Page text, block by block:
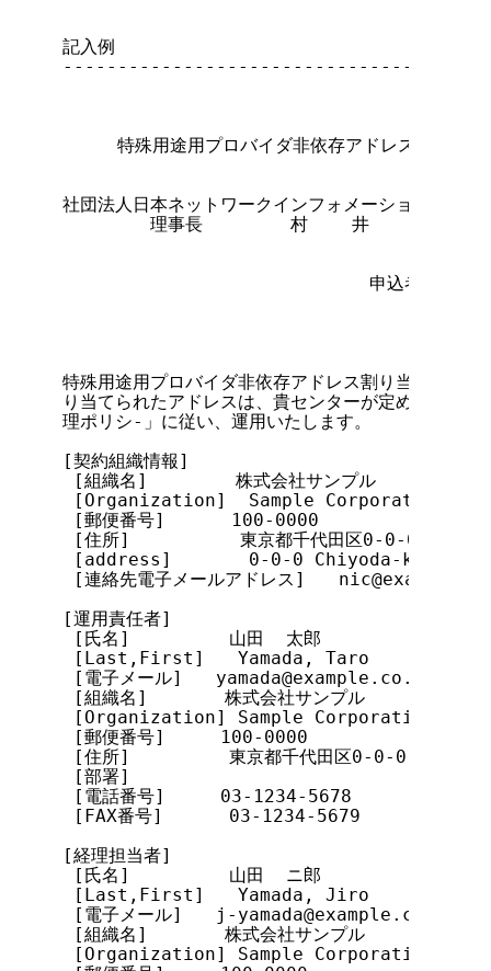
記入例
特殊用途用プロバイダ非依存アドレス割り当
社団法人日本ネットワークインフォメーションセンタ
理事長        村    井      純
申込者：住所
特殊用途用プロバイダ非依存アドレス割り当てサー
り当てられたアドレスは、貴センターが定める「
理ポリシ-」に従い、運用いたします。
[契約組織情報]
[組織名]        株式会社サンプル
[Organization]  Sample Corporation
[郵便番号]      100-0000
[住所]          東京都千代田区0-0-0
[address]       0-0-0 Chiyoda-ku,
[連絡先電子メールアドレス]
[運用責任者]
[氏名]         山田  太郎
[Last,First]   Yamada, Taro
[電子メール]   yamada@example.co.jp
[組織名]       株式会社サンプル
[Organization] Sample Corporation
[郵便番号]     100-0000
[住所]         東京都千代田区0-0-0
[部署]
[電話番号]     03-1234-5678
[FAX番号]      03-1234-5679
[経理担当者]
[氏名]         山田  ニ郎
[Last,First]   Yamada, Jiro
[電子メール]   j-yamada@example.co.jp
[組織名]       株式会社サンプル
[Organization] Sample Corporation